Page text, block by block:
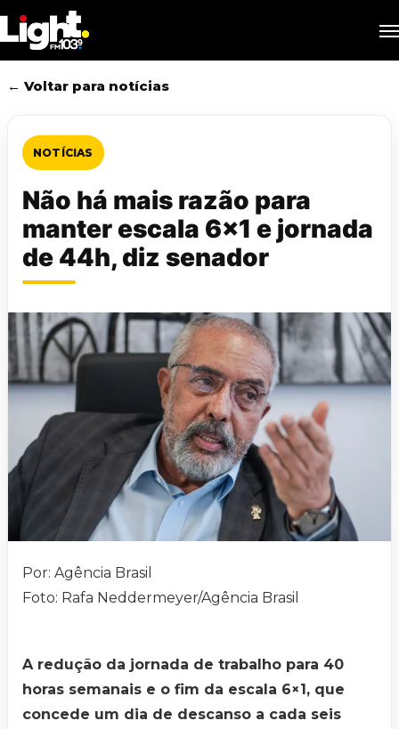
to
main
content
← Voltar para notícias
NOTÍCIAS
Não há mais razão para
manter escala 6×1 e jornada
de 44h, diz senador
Por: Agência Brasil
Foto: Rafa Neddermeyer/Agência Brasil
A redução da jornada de trabalho para 40
horas semanais e o fim da escala 6×1, que
concede um dia de descanso a cada seis